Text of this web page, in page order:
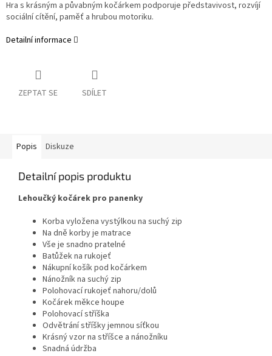
Hra s krásným a půvabným kočárkem podporuje představivost, rozvíjí
sociální cítění, paměť a hrubou motoriku.
Detailní informace
ZEPTAT SE SDÍLET
Popis Diskuze
Detailní popis produktu
Lehoučký kočárek pro panenky
Korba vyložena vystýlkou na suchý zip
Na dně korby je matrace
Vše je snadno pratelné
Batůžek na rukojeť
Nákupní košík pod kočárkem
Nánožník na suchý zip
Polohovací rukojeť nahoru/dolů
Kočárek měkce houpe
Polohovací stříška
Odvětrání stříšky jemnou síťkou
Krásný vzor na stříšce a nánožníku
Snadná údržba